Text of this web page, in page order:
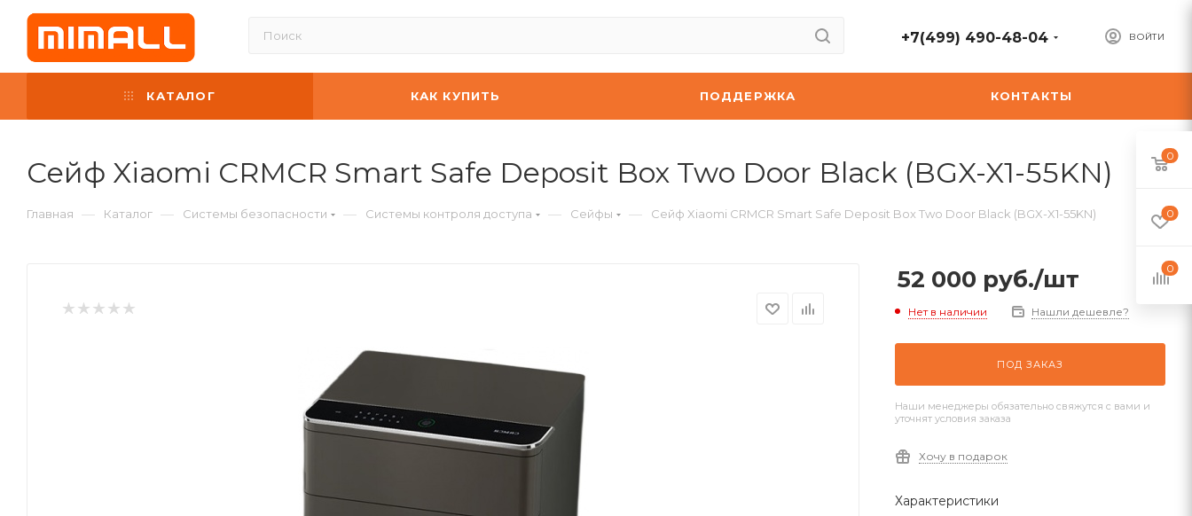
ВОЙТИ
+7(499) 490-48-04
КАТАЛОГ КАК КУПИТЬ ПОДДЕРЖКА КОНТАКТЫ
Сейф Xiaomi CRMCR Smart Safe Deposit Box Two Door Black (BGX-X1-55KN)
Главная — Каталог — Системы безопасности — Системы контроля доступа — Сейфы — Сейф Xiaomi CRMCR Smart Safe Deposit Box Two Door Black (BGX-X1-55KN)
52 000 руб./шт
Нет в наличии Нашли дешевле?
ПОД ЗАКАЗ
Наши менеджеры обязательно свяжутся с вами и
уточнят условия заказа
Хочу в подарок
Характеристики
0
0
0